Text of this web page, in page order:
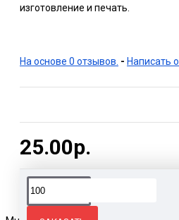
изготовление и печать.
На основе 0 отзывов. - Написать
25.00р.